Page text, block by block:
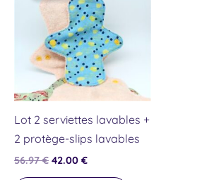
Lot 2 serviettes lavables +
2 protège-slips lavables
56.97€
était :
56.97 €.
42.00 €
est :
42.00 €.
options
peuvent
être
choisies